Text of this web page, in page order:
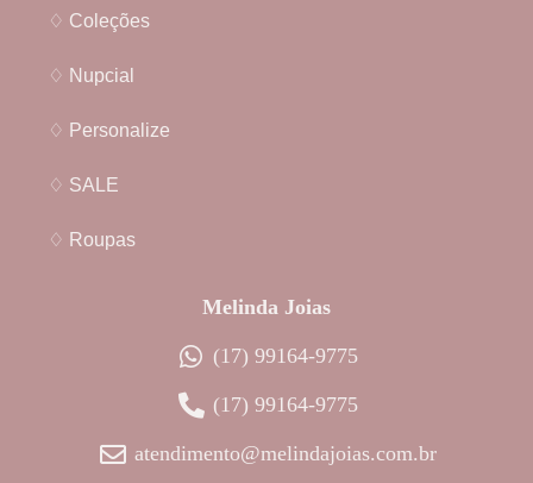
♢ Coleções
♢ Nupcial
♢ Personalize
♢ SALE
♢ Roupas
Melinda Joias
(17) 99164-9775
(17) 99164-9775
atendimento@melindajoias.com.br